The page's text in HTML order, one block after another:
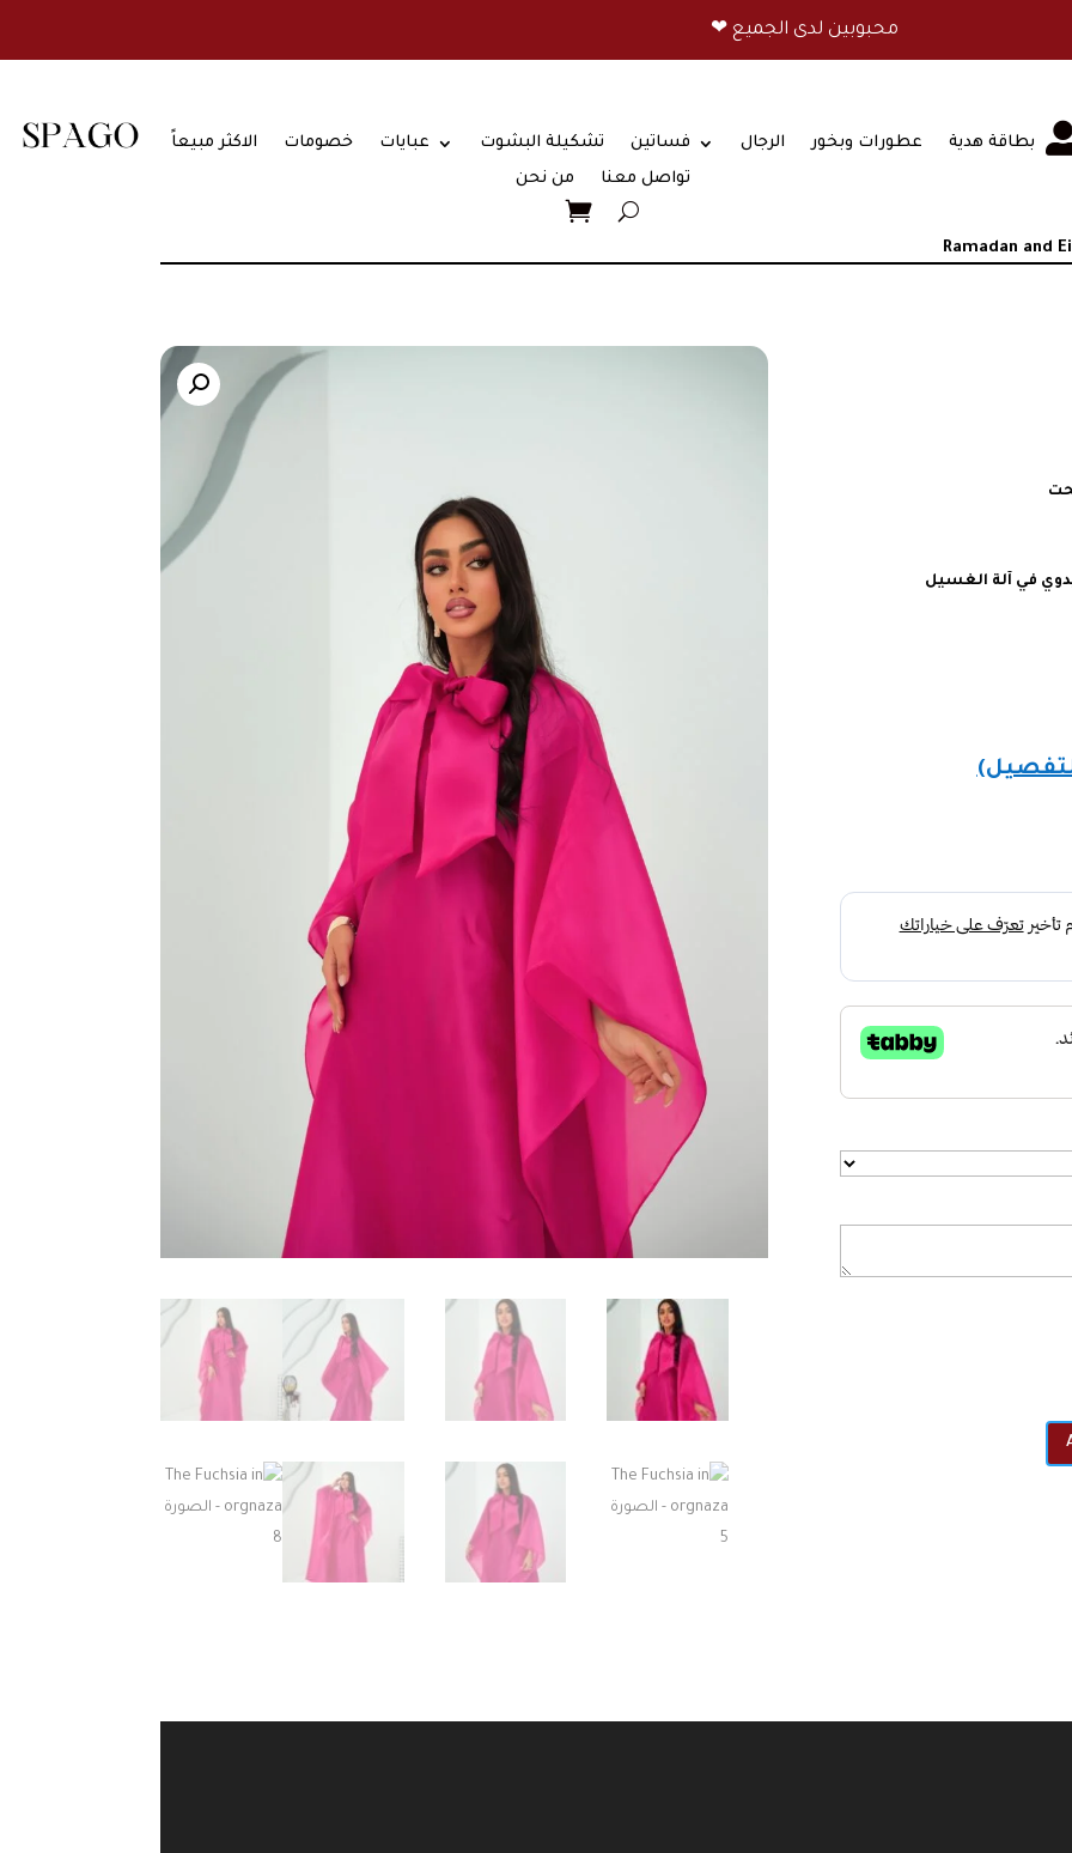
❤ محبوبين لدى الجميع
الاكثر مبيعاً خصومات عبايات تشكيلة البشوت فساتين الرجال عطورات وبخور
بطاقة هدية
من نحن
تواصل معنا
Ramadan and
في آلة الغسيل